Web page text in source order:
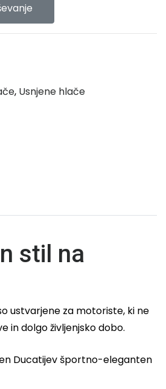
, Usnjene hlače
stil na
ustvarjene za motoriste, ki ne
in dolgo življenjsko dobo.
Ducatijev športno-eleganten